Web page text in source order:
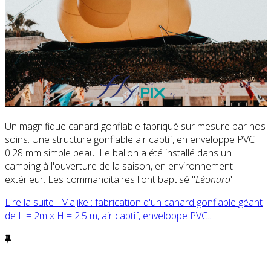
Un magnifique canard gonflable fabriqué sur mesure par nos
soins. Une structure gonflable air captif, en enveloppe PVC
0.28 mm simple peau. Le ballon a été installé dans un
camping à l'ouverture de la saison, en environnement
extérieur. Les commanditaires l'ont baptisé "Léonard".
Lire la suite : Majike : fabrication d'un canard gonflable géant
de L = 2m x H = 2.5 m, air captif, enveloppe PVC...